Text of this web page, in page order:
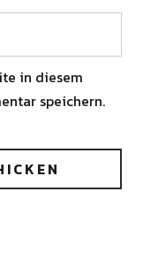
in diesem
speichern.